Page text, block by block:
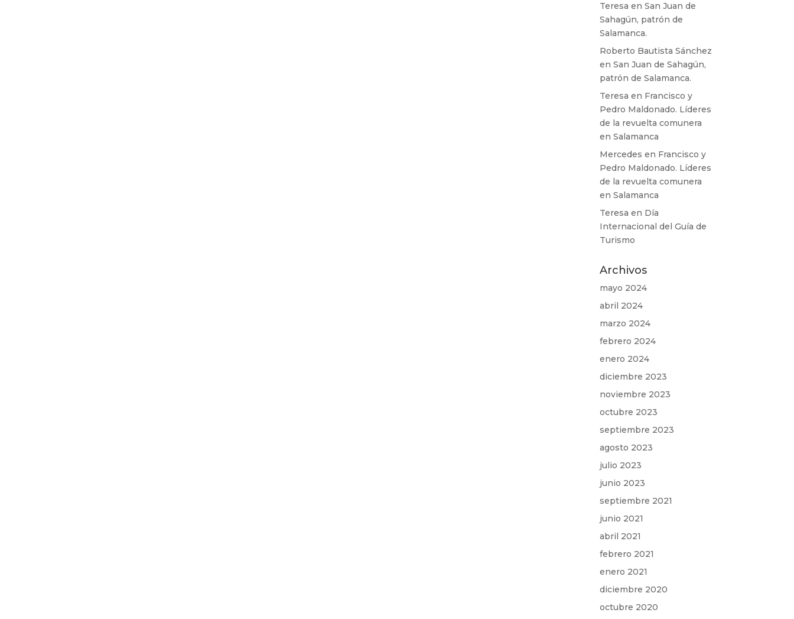
Teresa enSan Juan de
Sahagún, patrón de
Salamanca.
Roberto Bautista Sánchez
enSan Juan de Sahagún,
patrón de Salamanca.
Teresa en Francisco y
Pedro Maldonado. Líderes
de la revuelta comunera
en Salamanca
Mercedes en Francisco y
Pedro Maldonado. Líderes
de la revuelta comunera
en Salamanca
Teresa en Día
Internacional del Guía de
Turismo
Archivos
mayo 2024
abril 2024
marzo 2024
febrero 2024
enero 2024
diciembre 2023
noviembre 2023
octubre 2023
septiembre 2023
agosto 2023
julio 2023
junio 2023
septiembre 2021
junio 2021
abril 2021
febrero 2021
enero 2021
diciembre 2020
octubre 2020